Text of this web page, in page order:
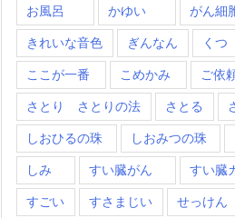
お風呂 かゆい がん細
きれいな音色 ぎんなん くつ
ここが一番 こめかみ ご依
さとり さとりの法 さとる
しおひるの珠 しおみつの珠
しみ すい臓がん すい臓
すごい すさまじい せっけん